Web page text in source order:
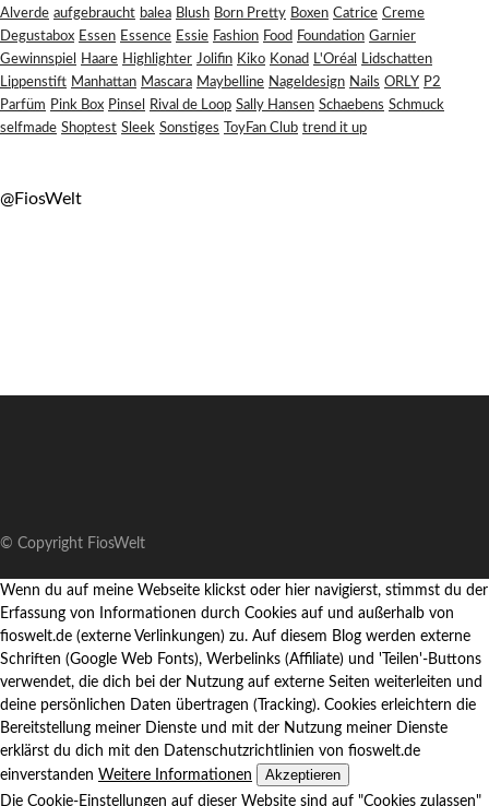
Alverde aufgebraucht balea Blush Born Pretty Boxen Catrice Creme
Degustabox Essen Essence Essie Fashion Food Foundation Garnier
Gewinnspiel
Haare Highlighter Jolifin Kiko Konad L'Oréal
Lidschatten
Lippenstift Manhattan Mascara Maybelline Nageldesign Nails ORLY P2
Parfüm Pink Box Pinsel Rival de Loop Sally Hansen Schaebens Schmuck
selfmade Shoptest Sleek Sonstiges ToyFan Club trend it up
@FiosWelt
© Copyright FiosWelt
Wenn du auf meine Webseite klickst oder hier navigierst, stimmst du der
Erfassung von Informationen durch Cookies auf und außerhalb von
fioswelt.de (externe Verlinkungen) zu. Auf diesem Blog werden externe
Schriften (Google Web Fonts), Werbelinks (Affiliate) und 'Teilen'-Buttons
verwendet, die dich bei der Nutzung auf externe Seiten weiterleiten und
deine persönlichen Daten übertragen (Tracking). Cookies erleichtern die
Bereitstellung meiner Dienste und mit der Nutzung meiner Dienste
erklärst du dich mit den Datenschutzrichtlinien von fioswelt.de
einverstanden Weitere Informationen Akzeptieren
Die Cookie-Einstellungen auf dieser Website sind auf "Cookies zulassen"